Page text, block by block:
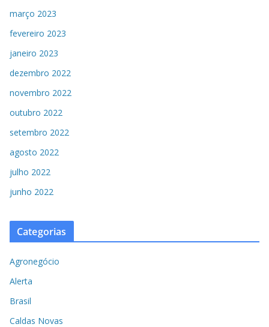
março 2023
fevereiro 2023
janeiro 2023
dezembro 2022
novembro 2022
outubro 2022
setembro 2022
agosto 2022
julho 2022
junho 2022
Categorias
Agronegócio
Alerta
Brasil
Caldas Novas